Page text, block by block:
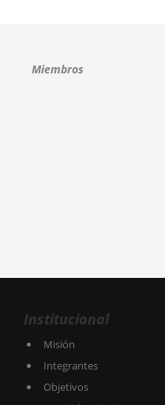
Miembros
Institucional
Misión
Integrantes
Objetivos